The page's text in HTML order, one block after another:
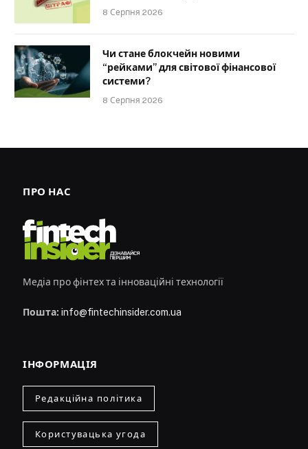
8 Серпня 2026
Чи стане блокчейн новими
“рейками” для світової фінансової
системи?
8 Серпня 2026
ПРО НАС
Медіа про фінтех та інноваційні технології
Пошта: info@fintechinsider.com.ua
ІНФОРМАЦІЯ
Редакційна політика
Користувацька угода